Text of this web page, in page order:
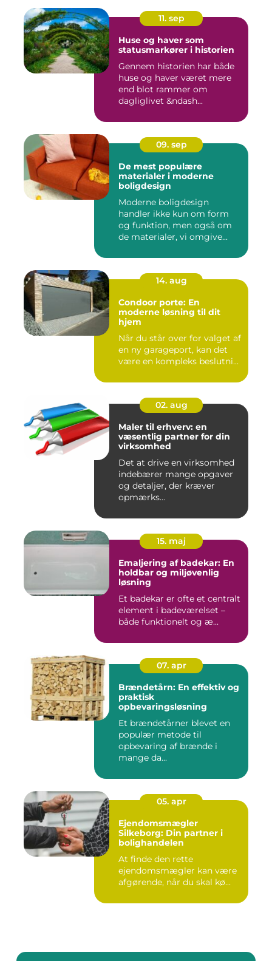
11. sep
Huse og haver som
statusmarkører i historien
Gennem historien har både
huse og haver været mere
end blot rammer om
dagliglivet &ndash...
09. sep
De mest populære
materialer i moderne
boligdesign
Moderne boligdesign
handler ikke kun om form
og funktion, men også om
de materialer, vi omgive...
14. aug
Condoor porte: En
moderne løsning til dit
hjem
Når du står over for valget af
en ny garageport, kan det
være en kompleks beslutni...
02. aug
Maler til erhverv: en
væsentlig partner for din
virksomhed
Det at drive en virksomhed
indebærer mange opgaver
og detaljer, der kræver
opmærks...
15. maj
Emaljering af badekar: En
holdbar og miljøvenlig
løsning
Et badekar er ofte et centralt
element i badeværelset –
både funktionelt og æ...
07. apr
Brændetårn: En effektiv og
praktisk
opbevaringsløsning
Et brændetårner blevet en
populær metode til
opbevaring af brænde i
mange da...
05. apr
Ejendomsmægler
Silkeborg: Din partner i
bolighandelen
At finde den rette
ejendomsmægler kan være
afgørende, når du skal kø...